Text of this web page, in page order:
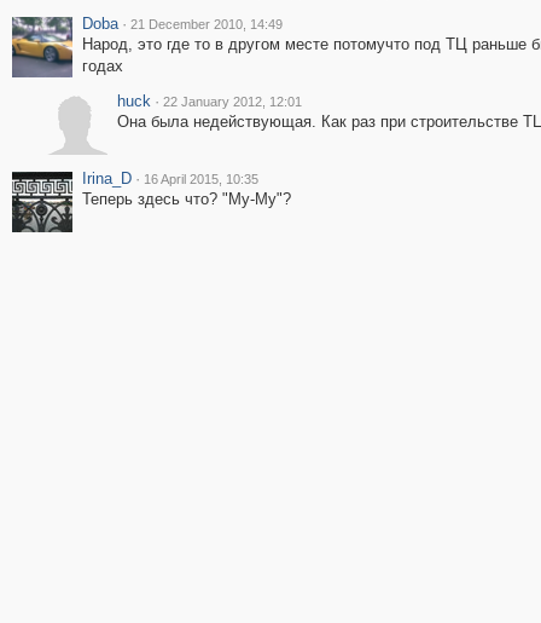
Doba · 21 December 2010, 14:49
Народ, это где то в другом месте потомучто под ТЦ раньше
годах
huck · 22 January 2012, 12:01
Она была недействующая. Как раз при строительстве
Irina_D · 16 April 2015, 10:35
Теперь здесь что? "Му-Му"?